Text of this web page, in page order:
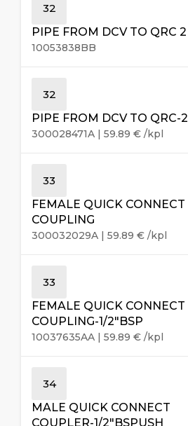
32
PIPE FROM DCV TO QRC 2
10053838BB
32
PIPE FROM DCV TO QRC-2
300028471A | 59.89 € /kpl
33
FEMALE QUICK CONNECT
COUPLING
300032029A | 59.89 € /kpl
33
FEMALE QUICK CONNECT
COUPLING-1/2″BSP
10037635AA | 59.89 € /kpl
34
MALE QUICK CONNECT
COUPLER-1/2″BSPUSH